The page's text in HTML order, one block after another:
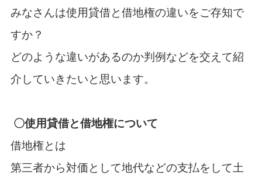
みなさんは使用貸借と借地権の違いをご存知で
すか？
どのような違いがあるのか判例などを交えて紹
介していきたいと思います。
〇使用貸借と借地権について
借地権とは
第三者から対価として地代などの支払をして土